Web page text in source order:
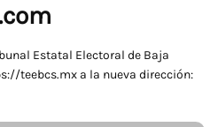
Estatal Electoral de Baja
teebcs.mx a la nueva dirección: